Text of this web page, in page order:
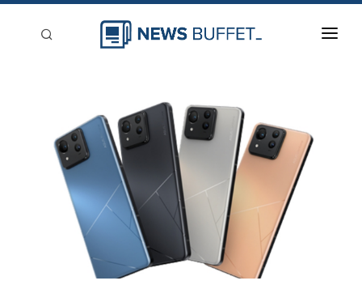
登入
刊登